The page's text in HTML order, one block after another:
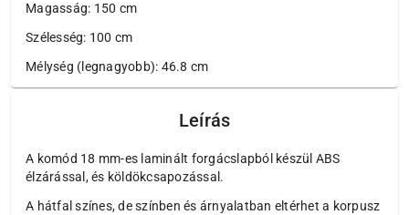
Magasság: 150 cm
Szélesség: 100 cm
Mélység (legnagyobb): 46.8 cm
Leírás
A komód 18 mm-es laminált forgácslapból készül ABS
élzárással, és köldökcsapozással.
A hátfal színes, de színben és árnyalatban eltérhet a korpusz